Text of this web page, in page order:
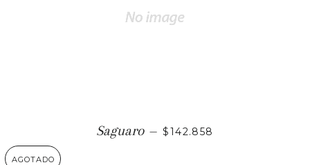
Saguaro — PRECIO HABITUAL
$142.858
AGOTADO